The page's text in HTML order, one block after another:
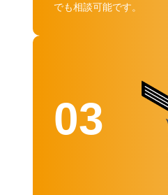
でも相談可能です。
03